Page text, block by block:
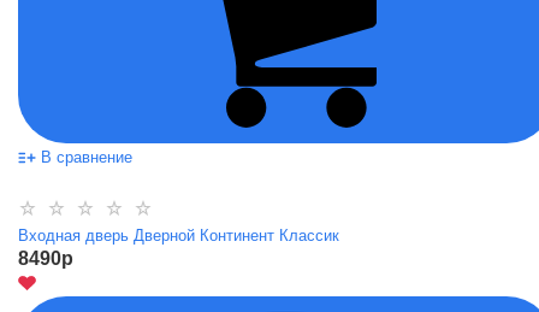
В сравнение
Входная дверь Дверной Континент Классик
8490p